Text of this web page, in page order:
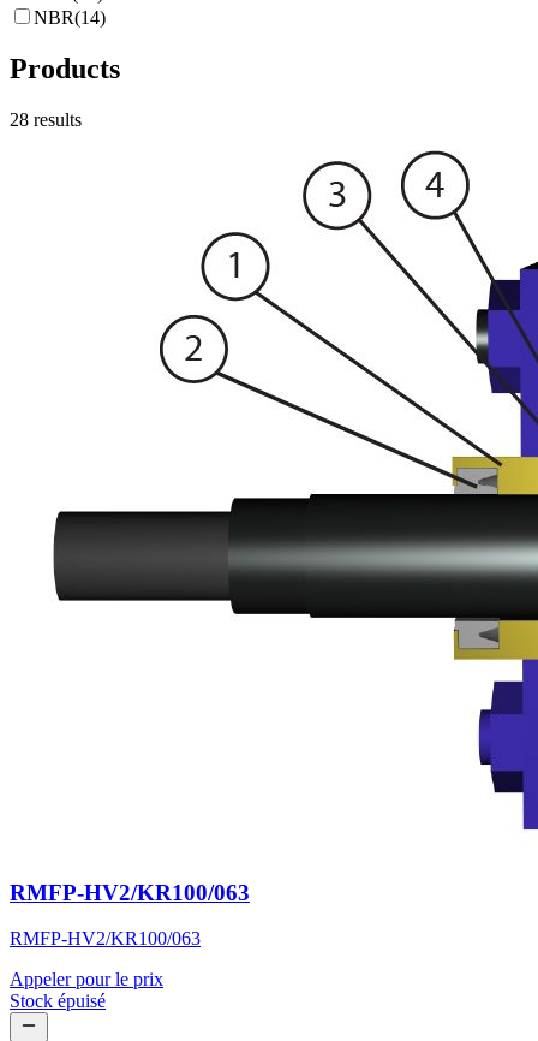
NBR(14)
Products
28 results
RMFP-HV2/KR100/063
RMFP-HV2/KR100/063
Appeler pour le prix
Stock épuisé